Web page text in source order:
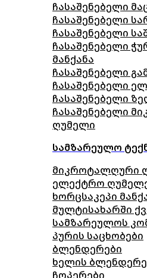
ჩასაშენებელი
ჩასაშენებელი
ჩასაშენებელი
ჩასაშენებელი
მანქანა
ჩასაშენებელი
ჩასაშენებელი
ჩასაშენებელი
ჩასაშენებელი
ღუმელი
სამზარეულო
მიკროტალღური
ელექტრო
ხორცსაკეპი
მულტისახარში
სამზარეულოს
პურის საცხობები
ბლენდერები
ხელის
ჩოპერები